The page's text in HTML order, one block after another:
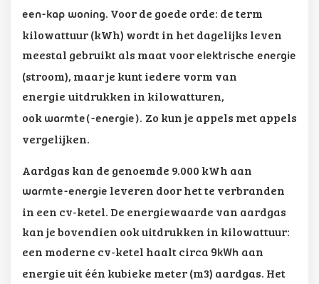
een-kap woning. Voor de goede orde: de term
kilowattuur (kWh) wordt in het dagelijks leven
meestal gebruikt als maat voorelektrische energie
(stroom), maar je kunt iedere vorm van
energie uitdrukken in kilowatturen,
ook warmte(-energie). Zo kun je appels met appels
vergelijken.
Aardgas kan de genoemde 9.000 kWh aan
warmte-energie leveren door het te verbranden
in een cv-ketel. De energiewaarde van aardgas
kan je bovendien ook uitdrukken in kilowattuur:
een moderne cv-ketel haalt circa 9kWh aan
energie uit één kubieke meter (m3) aardgas. Het